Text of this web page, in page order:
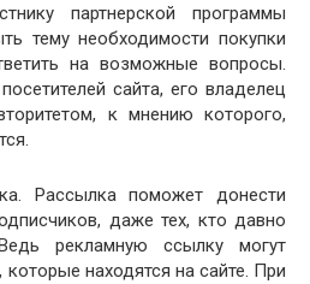
партнерской программы
тему необходимости покупки
на возможные вопросы.
сайта, его владелец
к мнению которого,
Рассылка поможет донести
даже тех, кто давно
рекламную ссылку могут
находятся на сайте. При